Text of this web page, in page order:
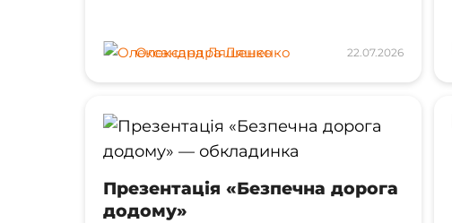
Олександра Ляшенко 22.07.2026
Презентація «Безпечна дорога
додому»